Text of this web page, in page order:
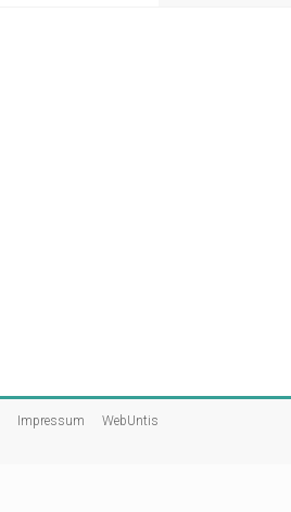
Impressum WebUntis